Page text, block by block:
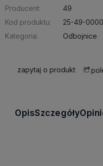
Producent:
49
Kod produktu:
25-49-
Kategoria:
Odbojnice
zapytaj o produkt
OpisSzczegóły